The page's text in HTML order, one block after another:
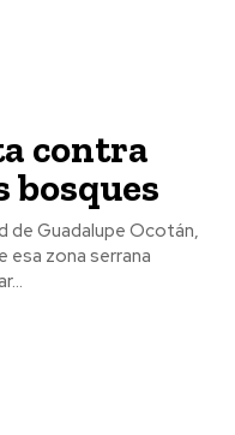
contra
bosques
esa zona serrana